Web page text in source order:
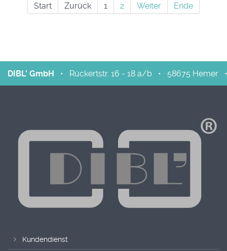
Start Zurück 1 2 Weiter Ende
DIBL' GmbH • Rückertstr. 16 - 18 a/b • 58675 Hemer
Kundendienst